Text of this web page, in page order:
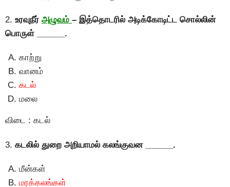
2. உரவுநீர் அழுவம் – இத்தொடரில் அடிக்கோடிட்ட சொல்லின்
பொருள் ______.
காற்று
வானம்
கடல்
மலை
விடை : கடல்
3. கடலில் துறை அறியாமல் கலங்குவன ______.
மீன்கள்
மரக்கலங்கள்